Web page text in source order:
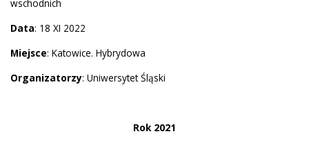
wschodnich
Data: 18 XI 2022
Miejsce: Katowice. Hybrydowa
Organizatorzy: Uniwersytet Śląski
Rok 2021